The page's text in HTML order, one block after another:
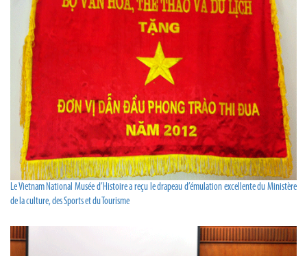
Le Vietnam National Musée d’Histoire a reçu le drapeau d’émulation excellente du Ministère
de la culture, des Sports et du Tourisme